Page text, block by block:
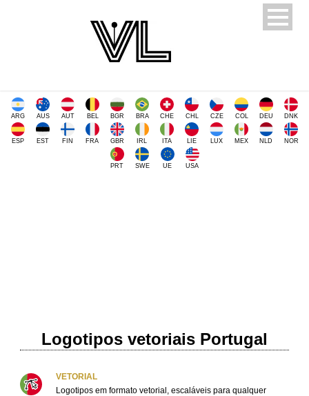
ARG AUS AUT BEL BGR BRA CHE CHL CZE COL DEU DNK
ESP EST FIN FRA GBR IRL ITA LIE LUX MEX NLD NOR
PRT SWE UE USA
Logotipos vetoriais Portugal
VETORIAL
Logotipos em formato vetorial, escaláveis ​​para qualquer